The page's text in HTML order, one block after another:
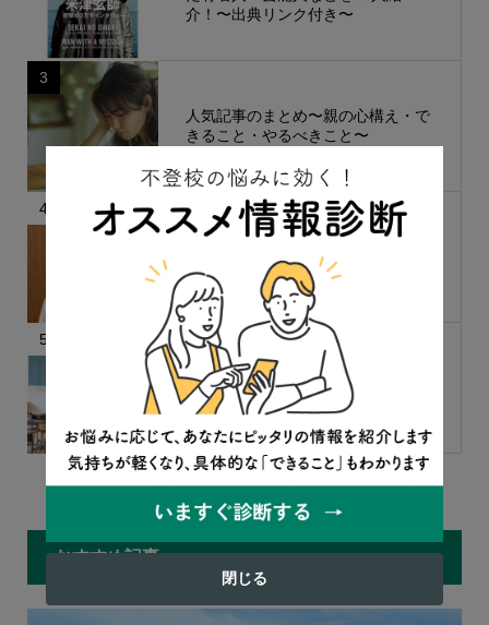
介！〜出典リンク付き〜
3
人気記事のまとめ〜親の心構え・で
きること・やるべきこと〜
4
「最低限、屋根、ごはん、お風呂だ
けでOK」親が限界を越えないため
に知っておきたいこと
5
文部科学省に聞きました！ 2学期
からクラス変更はできる？
もっと見る
おすすめ記事
閉じる